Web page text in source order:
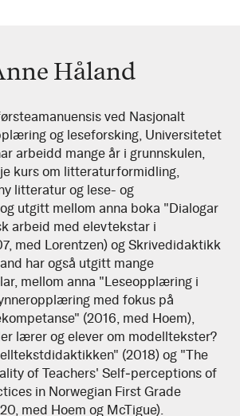
Håland
ved Nasjonalt
og leseforsking, Universitetet
arbeidd mange år i grunnskulen,
kurs om litteraturformidling,
litteratur og lese- og
utgitt mellom anna boka "Dialogar
arbeid med elevtekstar i
med Lorentzen) og Skrivedidaktikk
har også utgitt mange
mellom anna "Leseopplæring i
med fokus på
(2016, med Hoem),
lærer og elever om modelltekster?
(2018) og "The
of Teachers' Self‑perceptions of
in Norwegian First Grade
med Hoem og McTigue).